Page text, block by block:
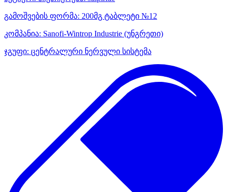
გამოშვების ფორმა: 200მგ ტაბლეტი №12
კომპანია: Sanofi-Wintrop Industrie (უნგრეთი)
ჯგუფი: ცენტრალური ნერვული სისტემა